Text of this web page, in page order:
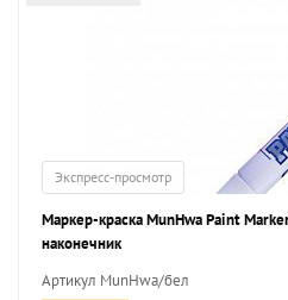
Экспресс-просмотр
Маркер-краска MunHwa Paint
наконечник
Артикул MunHwa/бел